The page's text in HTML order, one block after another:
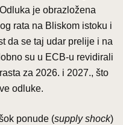
je obrazložena
rata na Bliskom istoku i
da se taj udar prelije i na
su u ECB-u revidirali
za 2026. i 2027., što
odluke.
ponude (supply shock)